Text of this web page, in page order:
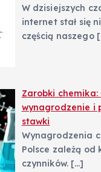
W dzisiejszych
internet stał się
częścią naszego
Zarobki chemika:
wynagrodzenie i
stawki
Wynagrodzenia
Polsce zależą od
czynników. […]